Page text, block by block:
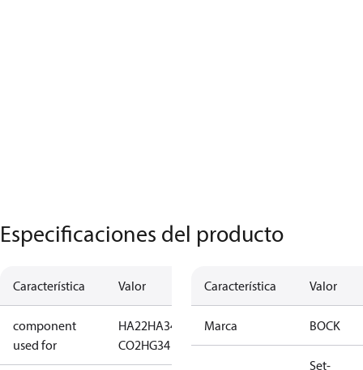
Especificaciones del producto
Característica Valor
component
used for
HA22HA34 HG22HG22
CO2HG34
Característica Valor
Marca BOCK
Set-